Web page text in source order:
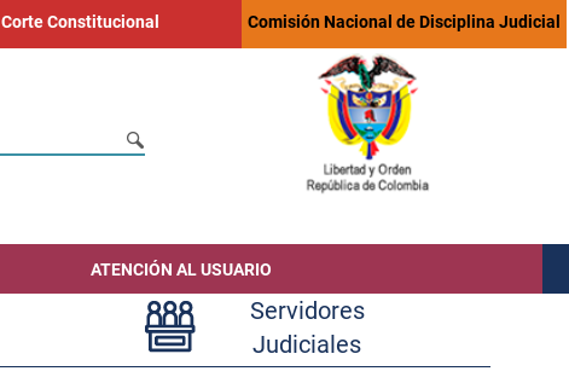
Corte Constitucional Comisión Nacional de Disciplina Judicial
ATENCIÓN AL USUARIO
Servidores
Judiciales